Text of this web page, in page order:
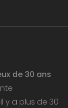
de 30 ans
y a plus de 30